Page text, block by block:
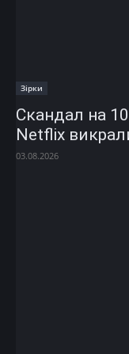
Зірки
Скандал на
Netflix
03.08.2026